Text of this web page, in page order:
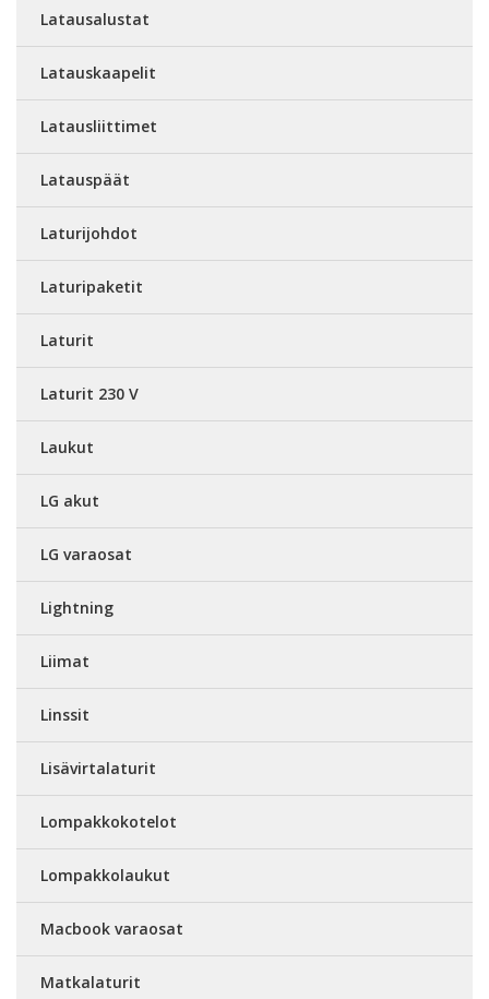
Latausalustat
Latauskaapelit
Latausliittimet
Latauspäät
Laturijohdot
Laturipaketit
Laturit
Laturit 230 V
Laukut
LG akut
LG varaosat
Lightning
Liimat
Linssit
Lisävirtalaturit
Lompakkokotelot
Lompakkolaukut
Macbook varaosat
Matkalaturit